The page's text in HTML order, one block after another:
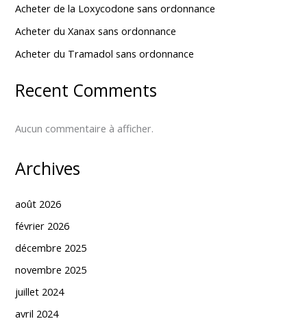
Acheter de la Loxycodone sans ordonnance
Acheter du Xanax sans ordonnance
Acheter du Tramadol sans ordonnance
Recent Comments
Aucun commentaire à afficher.
Archives
août 2026
février 2026
décembre 2025
novembre 2025
juillet 2024
avril 2024